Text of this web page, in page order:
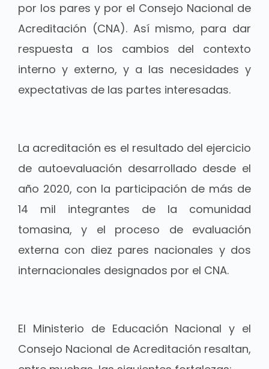
por los pares y por el Consejo Nacional de
Acreditación (CNA). Así mismo, para dar
respuesta a los cambios del contexto
interno y externo, y a las necesidades y
expectativas de las partes interesadas.
La acreditación es el resultado del ejercicio
de autoevaluación desarrollado desde el
año 2020, con la participación de más de
14 mil integrantes de la comunidad
tomasina, y el proceso de evaluación
externa con diez pares nacionales y dos
internacionales designados por el CNA.
El Ministerio de Educación Nacional y el
Consejo Nacional de Acreditación resaltan,